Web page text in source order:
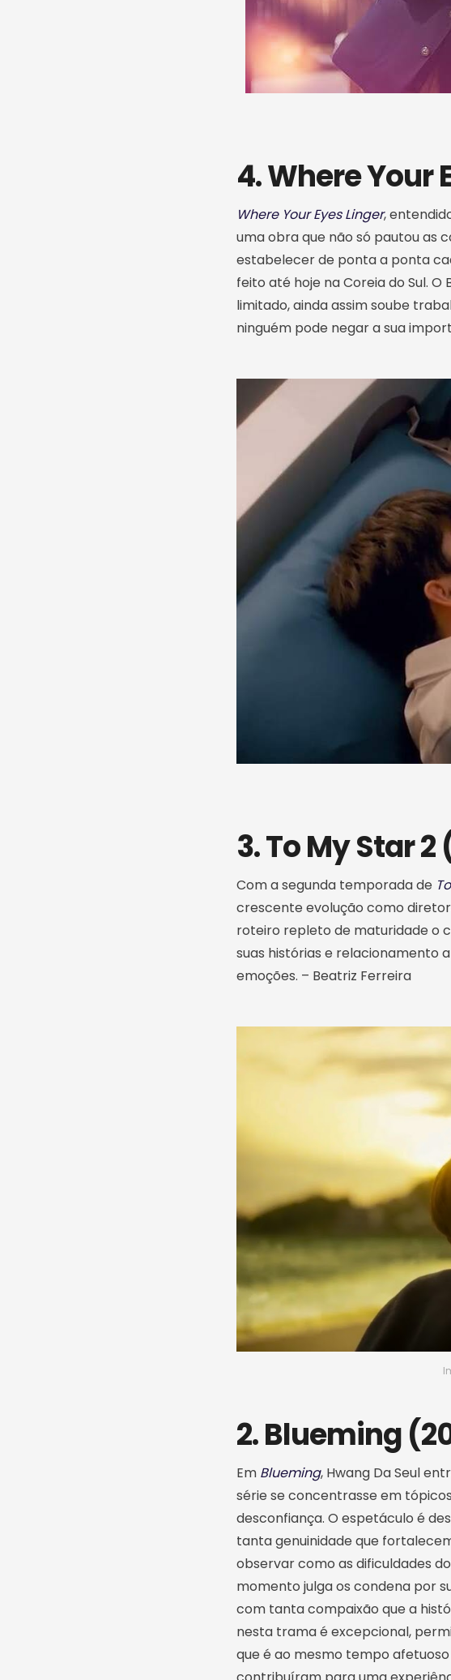
4. Where Your
Where Your Eyes Linger,
uma obra que não só pautou as
estabelecer de ponta a ponta
feito até hoje na Coreia do Sul.
limitado, ainda assim soube
ninguém pode negar a sua
3. To My Star 2
Com a segunda temporada de
crescente evolução como
roteiro repleto de maturidade o
suas histórias e relacionamento
emoções. – Beatriz Ferreira
2. Blueming
Em Blueming, Hwang Da Seul
série se concentrasse em
desconfiança. O espetáculo é
tanta genuinidade que
observar como as dificuldades
momento julga os condena por
com tanta compaixão que a
nesta trama é excepcional,
que é ao mesmo tempo